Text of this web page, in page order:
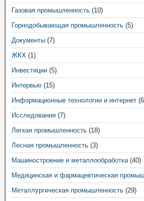
Газовая промышленность (10)
Горнодобывающая промышленность (5)
Документы (7)
ЖКХ (1)
Инвестиции (5)
Интервью (15)
Информационные технологии и интернет
Исследования (7)
Легкая промышленность (18)
Лесная промышленность (3)
Машиностроение и металлообработка(40)
Медицинская и фармацевтическая
Металлургическая промышленность (29)